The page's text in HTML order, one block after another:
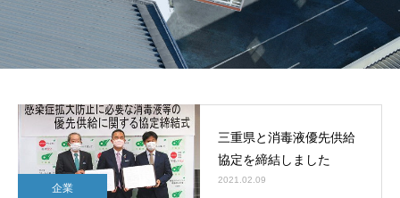
企業
三重県と消毒液優先供給
協定を締結しました
2021.02.09